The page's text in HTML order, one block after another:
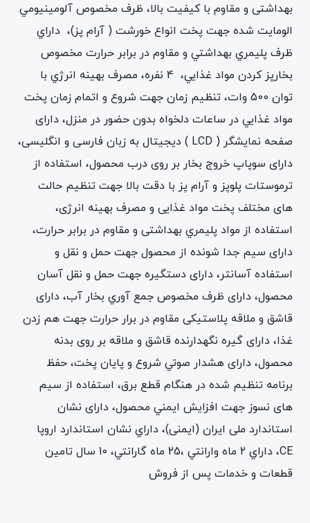
بهداشتی و مقاوم با کیفیت بالا، ظرف مخصوص آلومينيومي
الومايت شده جهت پخت انواع خورشت ( آرام پز)، داراي
ظرف پليمري بهداشتي و مقاوم در برابر حرارت مخصوص
بخارپز كردن مواد غذايي، 4 نفره، مصرف بهينه انرژي با
توان 500 وات، تنظيم زمان جهت شروع و اتمام زمان پخت
مواد غذايي در ساعات دلخواه بدون حضور در منزل، دارای
صفحه نمایشگر ( LCD ) دیجیتال به زبان فارسی و انگلیسی،
دارای سوپاپ خروج بخار بر روی درب محصول، استفاده از
ترموستات پلوپز و آرام پز با دقت بالا جهت تنظیم حالت
های مختلف پخت مواد غذایی و مصرف بهینه انرژی،
استفاده از مواد پليمري بهداشتی و مقاوم در برابر حرارت،
دارای سیم جدا شونده از محصول جهت حمل و نقل و
استفاده آسانتر، دارای دستگیره جهت حمل و نقل آسان
محصول، دارای ظرف مخصوص جمع آوري بخار آب، دارای
قاشق و ملاقه پلاستیکی مقاوم در برار حرارت جهت هم زدن
غذا، دارای گیره نگهدارنده قاشق و ملاقه بر روی بدنه
محصول، دارای هشدار صوتي شروع و پايان پخت، حفظ
برنامه تنظيم شده در هنگام قطع برق، استفاده از سیم
های نسوز جهت افزايش ايمني محصول، دارای نشان
استاندارد ملی ایران (ایمنی)، داراي نشان استاندارد اروپا
CE، داراي 2 ماه وارانتي ،25 ماه گارانتي، 10 سال تامين
قطعات و خدمات پس از فروش